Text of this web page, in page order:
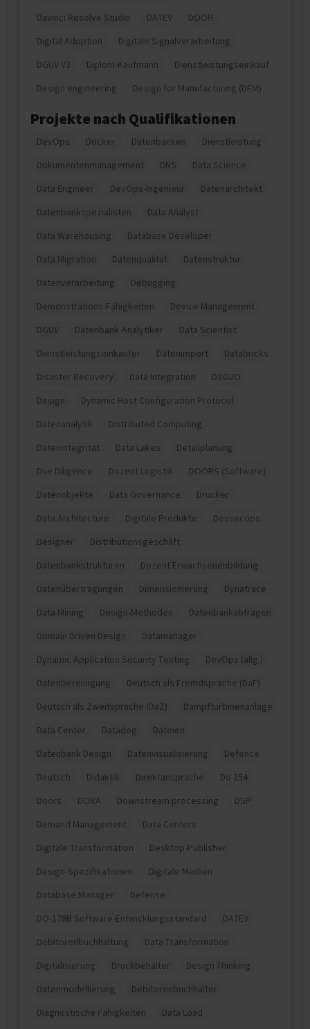
Davinci Resolve Studio DATEV
DOOH
Digital Adoption
Digitale Signalverarbeitung
DGUV V3
Diplom-Kaufmann
Dienstleistungseinkauf
Design engineering
Design for Manufacturing (DFM)
Projekte nach Qualifikationen
DevOps Docker Datenbanken
Dienstleistung
Dokumentenmanagement
DNS
Data Science
Data Engineer
DevOps-Ingenieur
Datenarchitekt
Datenbankspezialisten
Data Analyst
Data Warehousing
Database Developer
Data Migration
Datenqualität
Datenstruktur
Datenverarbeitung
Debugging
Demonstrations-Fähigkeiten
Device Management
DGUV
Datenbank-Analytiker
Data Scientist
Dienstleistungseinkäufer
Datenimport
Databricks
Disaster Recovery
Data Integration
DSGVO
Design
Dynamic Host Configuration Protocol
Datenanalytik
Distributed Computing
Datenintegrität
Data Lakes
Detailplanung
Due Diligence
Dozent Logistik
DOORS (Software)
Datenobjekte
Data Governance
Drucker
Data Architecture
Digitale Produkte
Devsecops
Designer
Distributionsgeschäft
Datenbankstrukturen
Dozent Erwachsenenbildung
Datenübertragungen
Dimensionierung
Dynatrace
Data Mining
Design-Methoden
Datenbankabfragen
Domain Driven Design
Datamanager
Dynamic Application Security Testing
DevOps (allg.)
Datenbereinigung
Deutsch als Fremdsprache (DaF)
Deutsch als Zweitsprache (DaZ)
Dampfturbinenanlage
Data Center
Datadog
Dateien
Datenbank Design
Datenvisualisierung
Defence
Deutsch
Didaktik Direktansprache
Do 254
Doors
DORA Downstream processing
DSP
Demand Management
Data Centers
Digitale Transformation
Desktop-Publisher
Design-Spezifikationen
Digitale Medien
Database Manager
Defense
DO-178B Software-Entwicklungsstandard
DATEV
Debitorenbuchhaltung
Data Transformation
Digitalisierung
Druckbehälter
Design Thinking
Datenmodellierung
Debitorenbuchhalter
Diagnostische Fähigkeiten
Data Load